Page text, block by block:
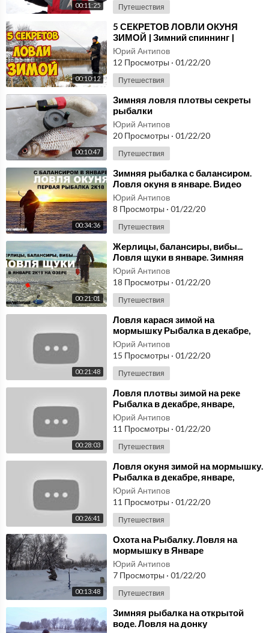
00:11:25 Путешествия
00:10:12
⁣5 СЕКРЕТОВ ЛОВЛИ ОКУНЯ
ЗИМОЙ | Зимний спиннинг |
Ультралайт | Рыбалка на окуня
Юрий Антипов
12 Просмотры · 01/22/20
Путешествия
00:10:47
⁣Зимняя ловля плотвы секреты
рыбалки
Юрий Антипов
20 Просмотры · 01/22/20
Путешествия
00:34:36
⁣Зимняя рыбалка с балансиром.
Ловля окуня в январе. Видео
отчёт от 5 января 2018.
Юрий Антипов
8 Просмотры · 01/22/20
Путешествия
00:21:01
⁣Жерлицы, балансиры, вибы...
Ловля щуки в январе. Зимняя
рыбалка 2018.
Юрий Антипов
18 Просмотры · 01/22/20
Путешествия
00:21:48
⁣Ловля карася зимой на
мормышку Рыбалка в декабре,
январе, феврале
Юрий Антипов
15 Просмотры · 01/22/20
Путешествия
00:28:03
⁣Ловля плотвы зимой на реке
Рыбалка в декабре, январе,
феврале
Юрий Антипов
11 Просмотры · 01/22/20
Путешествия
00:26:41
⁣Ловля окуня зимой на мормышку.
Рыбалка в декабре, январе,
феврале
Юрий Антипов
11 Просмотры · 01/22/20
Путешествия
00:13:48
⁣Охота на Рыбалку. Ловля на
мормышку в Январе
Юрий Антипов
7 Просмотры · 01/22/20
Путешествия
⁣Зимняя рыбалка на открытой
воде. Ловля на донку